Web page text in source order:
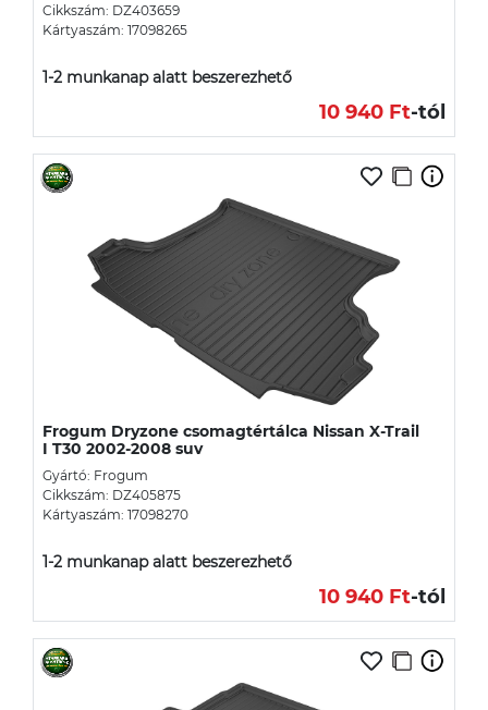
Cikkszám: DZ403659
Kártyaszám: 17098265
1-2 munkanap alatt beszerezhető
10 940 Ft-tól
Frogum Dryzone csomagtértálca Nissan X-Trail
I T30 2002-2008 suv
Gyártó: Frogum
Cikkszám: DZ405875
Kártyaszám: 17098270
1-2 munkanap alatt beszerezhető
10 940 Ft-tól